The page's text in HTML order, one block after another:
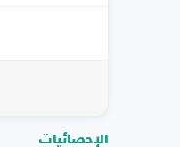
الإحصائيات